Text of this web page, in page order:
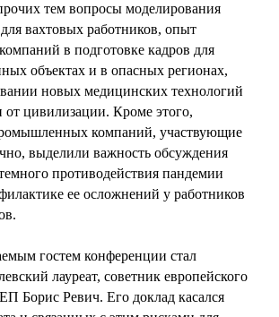
тем вопросы моделирования
вахтовых работников, опыт
в подготовке кадров для
объектах и в опасных регионах,
новых медицинских технологий
от цивилизации. Кроме этого,
компаний, участвующие
выделили важность обсуждения
противодействия пандемии
ее осложнений у работников
гостем конференции стал
лауреат, советник европейского
Ревич. Его доклад касался